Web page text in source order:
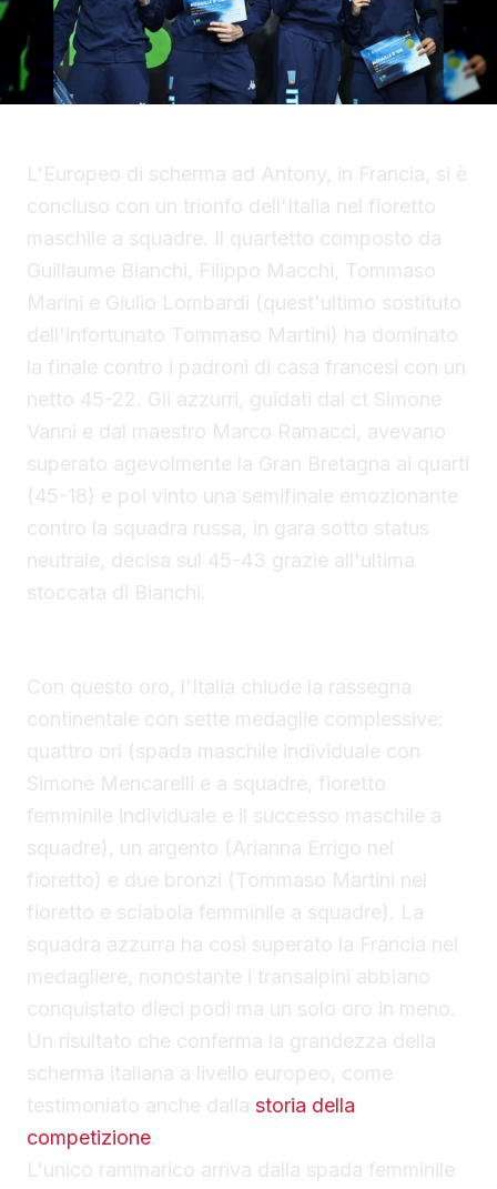
L'Europeo di scherma ad Antony, in Francia, si è
concluso con un trionfo dell'Italia nel fioretto
maschile a squadre. Il quartetto composto da
Guillaume Bianchi, Filippo Macchi, Tommaso
Marini e Giulio Lombardi (quest'ultimo sostituto
dell'infortunato Tommaso Martini) ha dominato
la finale contro i padroni di casa francesi con un
netto 45-22. Gli azzurri, guidati dal ct Simone
Vanni e dal maestro Marco Ramacci, avevano
superato agevolmente la Gran Bretagna ai quarti
(45-18) e poi vinto una semifinale emozionante
contro la squadra russa, in gara sotto status
neutrale, decisa sul 45-43 grazie all'ultima
stoccata di Bianchi.
Con questo oro, l'Italia chiude la rassegna
continentale con sette medaglie complessive:
quattro ori (spada maschile individuale con
Simone Mencarelli e a squadre, fioretto
femminile individuale e il successo maschile a
squadre), un argento (Arianna Errigo nel
fioretto) e due bronzi (Tommaso Martini nel
fioretto e sciabola femminile a squadre). La
squadra azzurra ha così superato la Francia nel
medagliere, nonostante i transalpini abbiano
conquistato dieci podi ma un solo oro in meno.
Un risultato che conferma la grandezza della
scherma italiana a livello europeo, come
testimoniato anche dalla storia della
competizione.
L'unico rammarico arriva dalla spada femminile